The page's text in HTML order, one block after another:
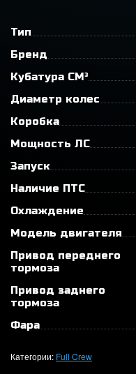
Тип
Бренд
Кубатура СМ³
Диаметр колес
Коробка
Мощность ЛС
Запуск
Наличие ПТС
Охлаждение
Модель двигателя
Привод переднего
тормоза
Привод заднего
тормоза
Фара
Категории: Full Crew